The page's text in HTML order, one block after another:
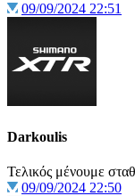
09/09/2024 22:51
Darkoulis
Τελικός μένουμε
09/09/2024 22:50